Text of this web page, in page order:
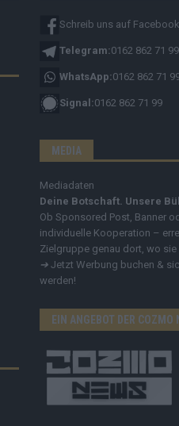
Schreib uns auf Facebook
Telegram:0162 862 71 99
WhatsApp:0162 862 71
Signal:0162 862 71 99
MEDIA
Mediadaten
Deine Botschaft. Unsere
Ob Sponsored Post, Banner
individuelle Kooperation –
Zielgruppe genau dort, wo sie
➔ Jetzt Werbung buchen &
werden!
EIN ANGEBOT DER COZMO